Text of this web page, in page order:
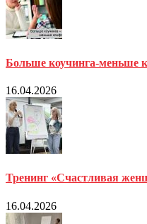
Больше коучинга-меньше
16.04.2026
Тренинг «Счастливая
16.04.2026